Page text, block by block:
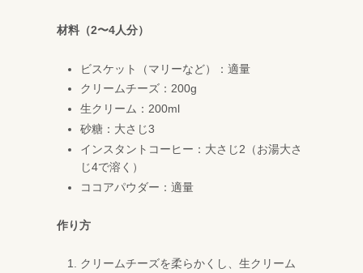
材料（2〜4人分）
ビスケット（マリーなど）：適量
クリームチーズ：200g
生クリーム：200ml
砂糖：大さじ3
インスタントコーヒー：大さじ2（お湯大さ
じ4で溶く）
ココアパウダー：適量
作り方
クリームチーズを柔らかくし、生クリーム